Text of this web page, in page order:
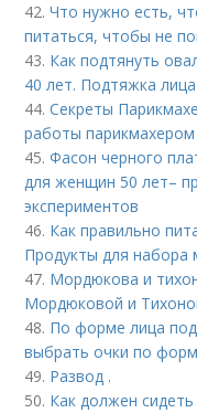
42.Что нужно есть,
питаться, чтобы не
43. Как подтянуть
40 лет. Подтяжка
44.Секреты
работы парикмахером
45.Фасон черного
для женщин 50 лет–
экспериментов
46. Как правильно
Продукты для
47. Мордюкова и
Мордюковой и
48. По форме лица
выбрать очки по
49. Развод .
50. Как должен